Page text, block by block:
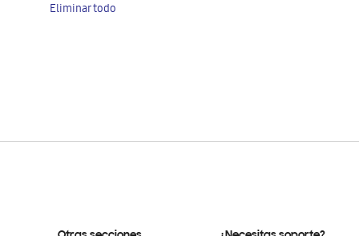
artículo
Eliminar todo